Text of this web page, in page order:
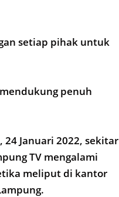
setiap pihak untuk
penuh
Januari 2022, sekitar
TV mengalami
meliput di kantor